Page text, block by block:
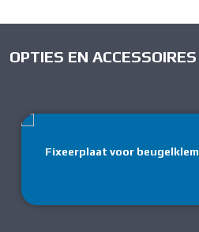
OPTIES EN ACCESSOIRES
Fixeerplaat voor beugelklem